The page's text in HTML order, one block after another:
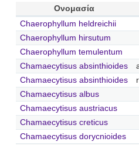
Ονομασία
Chaerophyllum heldreichii
Chaerophyllum hirsutum
Chaerophyllum temulentum
Chamaecytisus absinthioides
Chamaecytisus absinthioides
Chamaecytisus albus
Chamaecytisus austriacus
Chamaecytisus creticus
Chamaecytisus dorycnioides